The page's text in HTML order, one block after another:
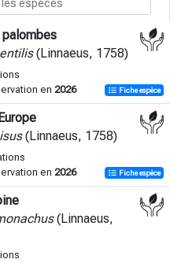
(Linnaeus, 1758)
en 2026 Fiche espèce
(Linnaeus, 1758)
en 2026 Fiche espèce
(Linnaeus,